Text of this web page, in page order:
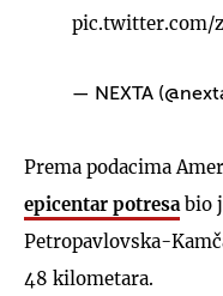
pic.twitter.com/
— NEXTA
Prema podacima
epicentar potresa bio
Petropavlovska-
48 kilometara.